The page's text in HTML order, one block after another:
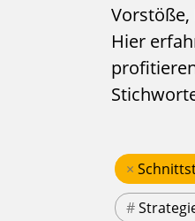
Hier
×
#